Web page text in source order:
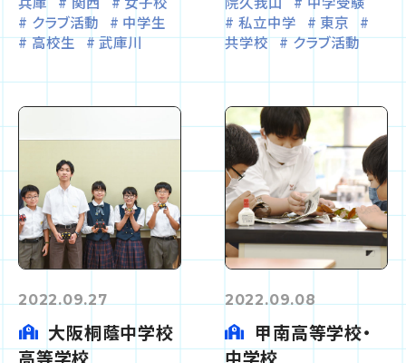
クラブ活動
中学生
高校生
武庫川
私立中学
東京
共学校
クラブ活動
2022.09.27
大阪桐蔭中学校
高等学校
2022.09.08
甲南高等学校・
中学校